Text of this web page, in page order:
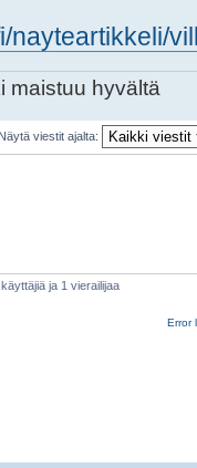
nayteartikkeli/
maistuu hyvältä
Näytä viestit ajalta:
ja 1 vierailijaa
Error